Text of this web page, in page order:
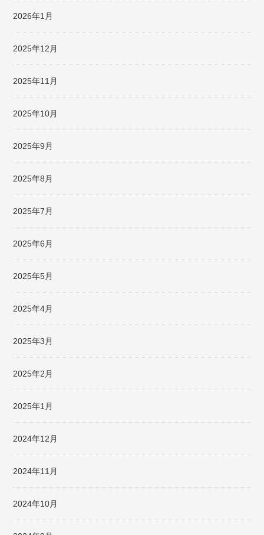
2026年1月
2025年12月
2025年11月
2025年10月
2025年9月
2025年8月
2025年7月
2025年6月
2025年5月
2025年4月
2025年3月
2025年2月
2025年1月
2024年12月
2024年11月
2024年10月